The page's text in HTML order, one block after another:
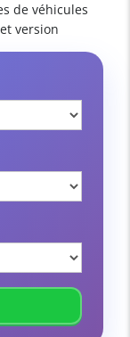
de véhicules
version